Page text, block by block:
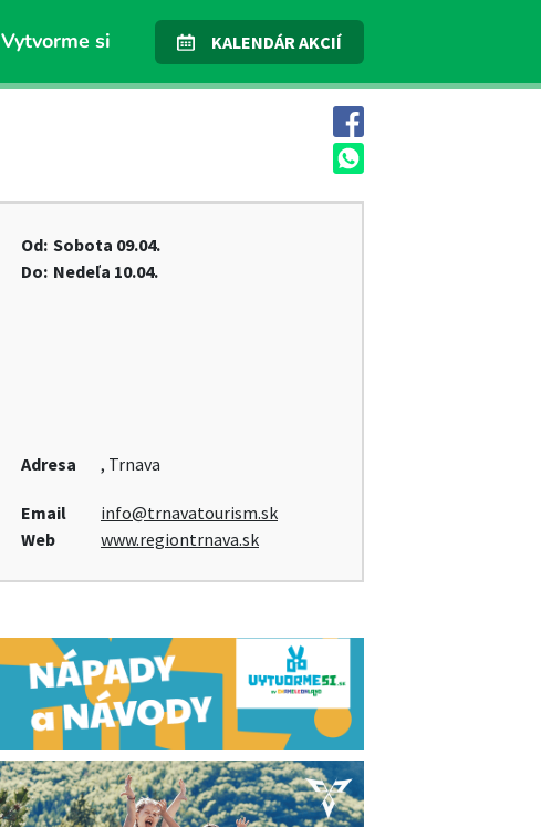
Vytvorme si KALENDÁR AKCIÍ
Od: Sobota 09.04.
Do: Nedeľa 10.04.
Adresa , Trnava
Email
info@trnavatourism.sk
Web
www.regiontrnava.sk